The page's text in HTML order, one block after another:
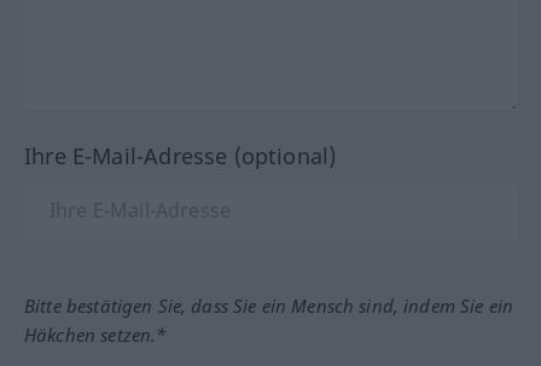
Ihre E-Mail-Adresse (optional)
Bitte bestätigen Sie, dass Sie ein Mensch sind, indem Sie ein
Häkchen setzen.*